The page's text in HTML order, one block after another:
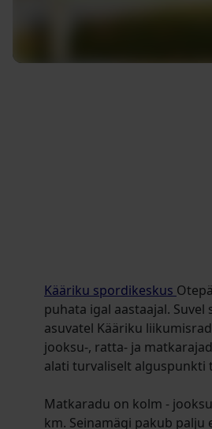
Kääriku spordikeskus
puhata igal aastaajal.
asuvatel Kääriku
jooksu-, ratta- ja
alati turvaliselt alguspunkti
Matkaradu on kolm -
km. Seinamägi pakub